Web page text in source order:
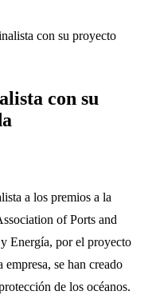
con su proyecto
con su
a los premios a la
of Ports and
Energía, por el proyecto
se han creado
de los océanos.